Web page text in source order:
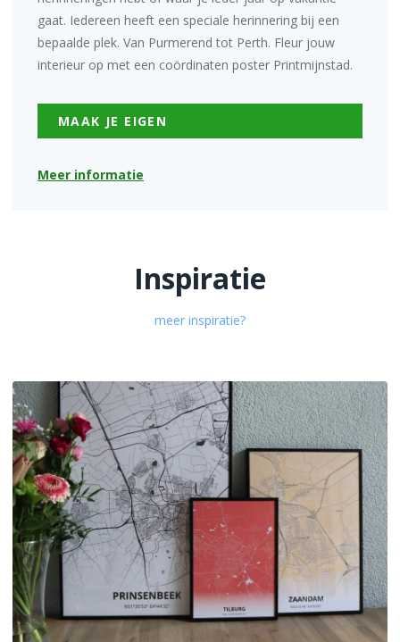
gaat. Iedereen heeft een speciale herinnering bij een
bepaalde plek. Van Purmerend tot Perth. Fleur jouw
interieur op met een coördinaten poster Printmijnstad.
MAAK JE EIGEN
Meer informatie
Inspiratie
meer inspiratie?